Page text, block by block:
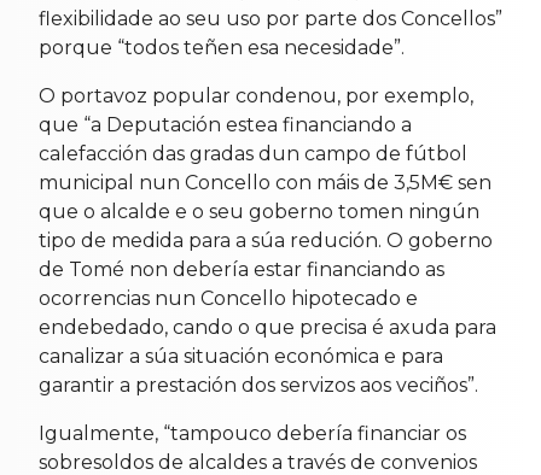
flexibilidade ao seu uso por parte dos Concellos”
porque “todos teñen esa necesidade”.
O portavoz popular condenou, por exemplo,
que “a Deputación estea financiando a
calefacción das gradas dun campo de fútbol
municipal nun Concello con máis de 3,5M€ sen
que o alcalde e o seu goberno tomen ningún
tipo de medida para a súa redución. O goberno
de Tomé non debería estar financiando as
ocorrencias nun Concello hipotecado e
endebedado, cando o que precisa é axuda para
canalizar a súa situación económica e para
garantir a prestación dos servizos aos veciños”.
Igualmente, “tampouco debería financiar os
sobresoldos de alcaldes a través de convenios